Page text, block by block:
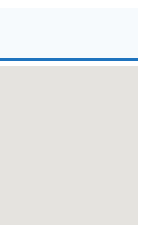
を堪能できる
彩なジャンルの